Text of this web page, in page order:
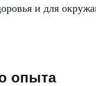
и для
опыта